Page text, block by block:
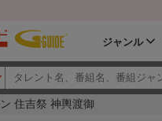
ジャンル
住吉祭 神輿渡御